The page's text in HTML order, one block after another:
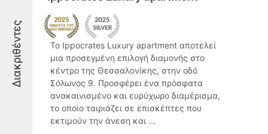
Διακριθέντες
Το Ippocrates Luxury apartment αποτελεί
μια προσεγμένη επιλογή διαμονής στο
κέντρο της Θεσσαλονίκης, στην οδό
Σόλωνος 9. Προσφέρει ένα πρόσφατα
ανακαινισμένο και ευρύχωρο διαμέρισμα,
το οποίο ταιριάζει σε επισκέπτες που
εκτιμούν την άνεση και ...